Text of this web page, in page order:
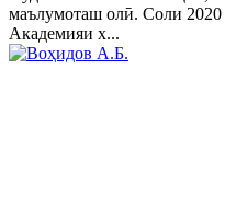
маълумоташ олӣ. Соли 2020
Академияи х...